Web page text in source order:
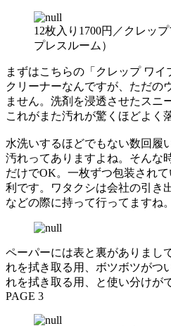
12枚入り1700円／クレッ
プレスルーム）
まずはこちらの「クレップ ワ
クリーナーなんですが、ただの
ません。洗剤を浸透させたスニ
これがまた汚れが驚くほどよく
水洗いするほどでもない数回履
汚れってありますよね。そんな
だけでOK。一枚ずつ包装され
利です。ワタクシは会社の引き
などの際に持って行ってますね。
ペーパーには表と裏がありまし
れを拭き取る用、ボツボツがつ
れを拭き取る用、と使い分けが
PAGE 3